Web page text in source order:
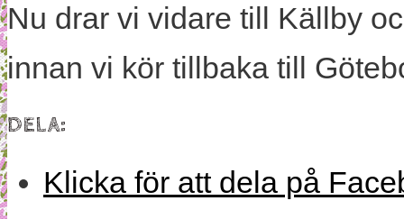
Nu drar vi vidare till Källby
innan vi kör tillbaka till
DELA:
Klicka för att dela på